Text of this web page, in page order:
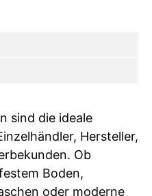
sind die ideale
Hersteller,
Ob
Boden,
oder moderne